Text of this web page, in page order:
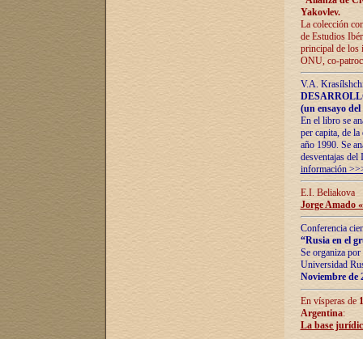
Yakovlev.
La colección
de Estudios
principal de los
ONU, co-
V.A.
(un ensayo
En el libro se
per capita, de
año 1990. Se
desventajas
información
E.I. Beliakova
Jorge Amado
Conferencia
“Rusia en el
Se organiza
Universidad
Noviembre de
En vísperas de
Argentina:
La base